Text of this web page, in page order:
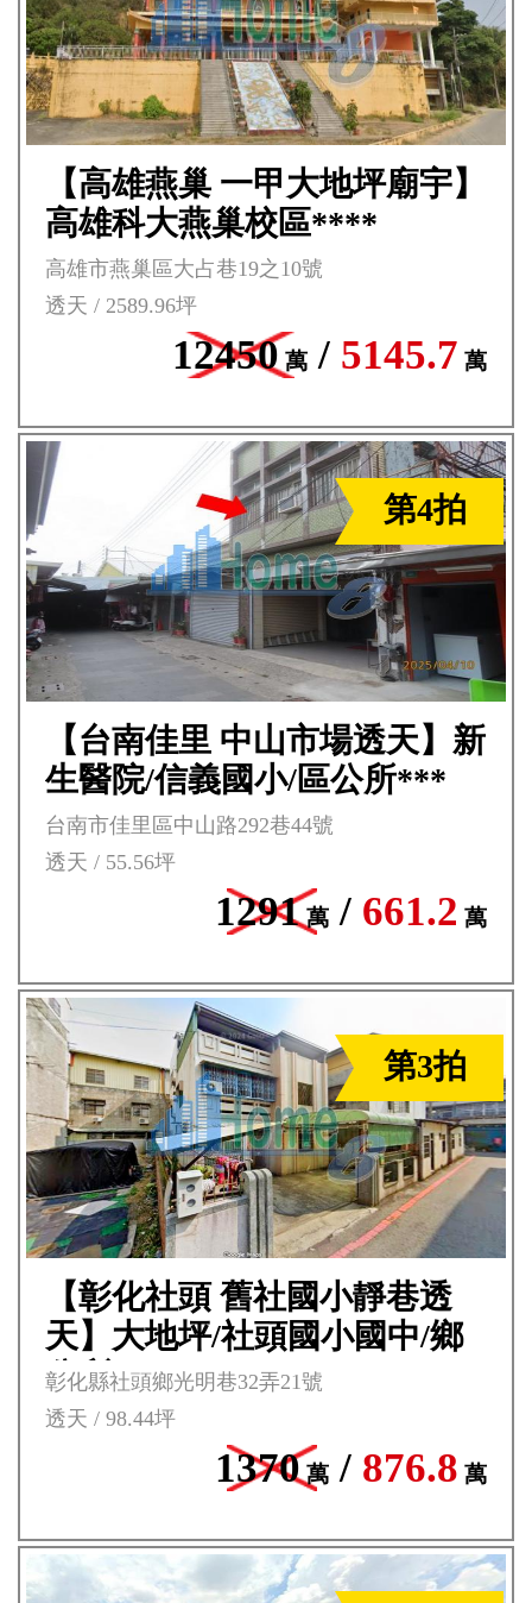
【高雄燕巢 一甲大地坪廟宇】
高雄科大燕巢校區****
高雄市燕巢區大占巷19之10號
透天 / 2589.96坪
12450 萬 /5145.7 萬
第4拍
【台南佳里 中山市場透天】新
生醫院/信義國小/區公所***
台南市佳里區中山路292巷44號
透天 / 55.56坪
1291 萬 /661.2 萬
第3拍
【彰化社頭 舊社國小靜巷透
天】大地坪/社頭國小國中/鄉
公所***
彰化縣社頭鄉光明巷32弄21號
透天 / 98.44坪
1370 萬 /876.8 萬